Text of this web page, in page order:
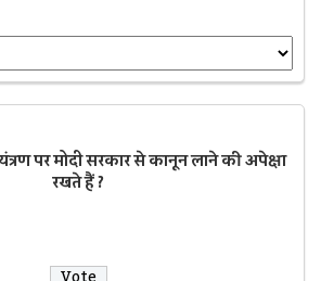
पर मोदी सरकार से कानून लाने की अपेक्षा
रखते हैं ?